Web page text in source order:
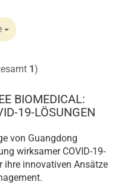
1)
BIOMEDICAL:
19-LÖSUNGEN
von Guangdong
wirksamer COVID-19-
ihre innovativen Ansätze